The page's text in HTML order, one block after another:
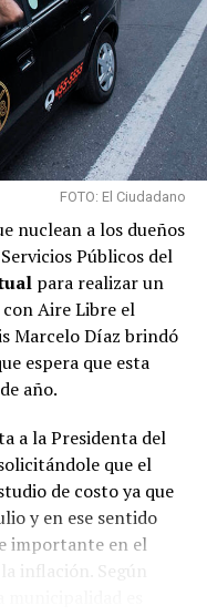
FOTO: El Ciudadano
nuclean a los dueños
Públicos del
para realizar un
Aire Libre el
Marcelo Díaz brindó
espera que esta
año.
a la Presidenta del
que el
de costo ya que
y en ese sentido
importante en el
inflación. Según